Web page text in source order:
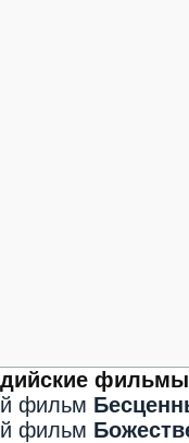
фильмы
фильм
фильм